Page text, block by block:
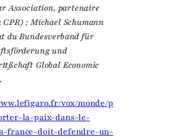
Association, partenaire
; Michael Schumann
du Bundesverband für
und
Global Economic
vox/monde/p
la-paix-dans-le-
france-doit-defendre-un-